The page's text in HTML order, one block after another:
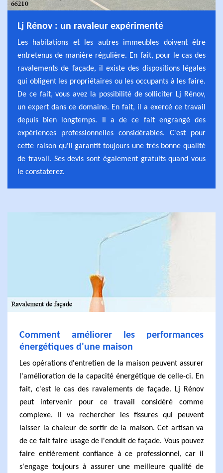
Lj Rénov : un ravaleur expérimenté
Les habitations et les autres immeubles doivent être
entretenus de manière régulière. En fait, pour le cas des
ravalements de façade, il existe des dispositions légales
qui obligent les propriétaires ou les occupants à les faire.
De ce fait, vous avez la possibilité de solliciter Lj Rénov,
un expert dans ce domaine. En fait, il a exercé ce travail
depuis bien longtemps. Il a de ce fait engrangé des
expériences professionnelles considérables. C'est pour
cette raison qu'il garantit toujours une très bonne qualité
de travail. Ses devis sont également gratuits quand vous
le constaterez.
Comment améliorer les performances
énergétiques d'une maison
Les opérations d'entretien de la maison peuvent assurer
l'amélioration de la capacité énergétique de celle-ci. En
fait, c'est le cas des ravalements de façade. Lj Rénov
peut intervenir pour ce travail considéré comme
complexe. Il va rechercher les fissures qui peuvent
laisser la chaleur de sortir de la maison. Cet artisan va
de ce fait faire usage de l'enduit de façade. Vous pouvez
faire entièrement confiance à ce professionnel, car il
s'engage toujours à assurer une meilleure qualité de